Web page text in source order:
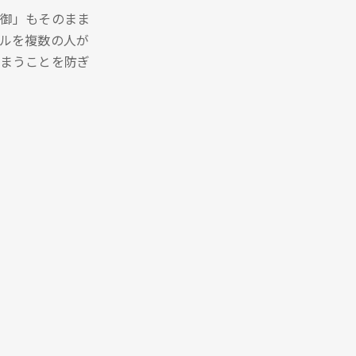
」もそのまま
を複数の人が
うことを防ぎ